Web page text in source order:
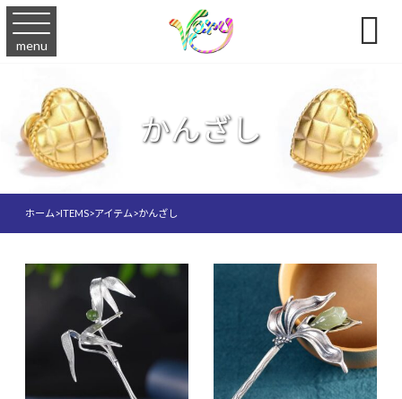
menu 
かんざし
ホーム>ITEMS>アイテム>かんざし